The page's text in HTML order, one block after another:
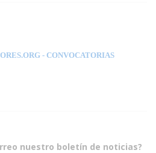
- CONVOCATORIAS
nuestro boletín de noticias?